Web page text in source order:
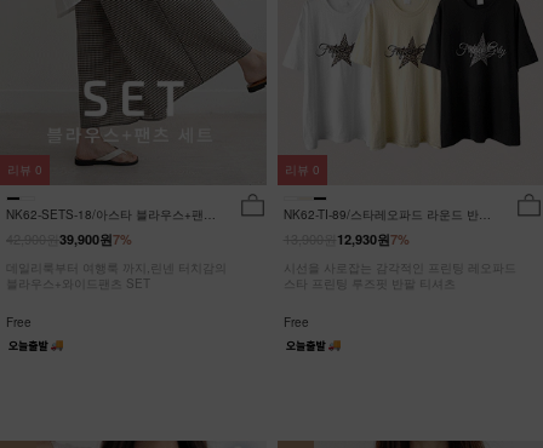
NK62-SETS-18/아스타 블라우스+팬츠
7%
39,900원
데일리룩부터 여행룩 까지,린넨 터치감의
블라우스+와이드팬츠 SET
Free
리뷰 0
NK62-TI-89/스타레오파드 라운드 반팔
7%
12,930원
시선을 사로잡는 감각적인 프린팅 레오파드
스타 프린팅 루즈핏 반팔 티셔츠
Free
리뷰 0